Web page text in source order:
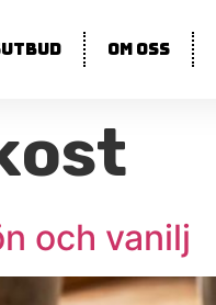
Om oss
och vanilj